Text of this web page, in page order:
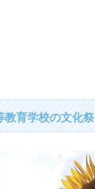
教育学校の文化祭